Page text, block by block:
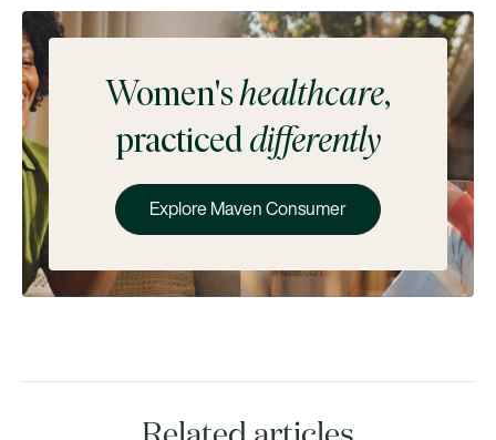
Women'shealthcare,
practiced differently
Explore Maven Consumer